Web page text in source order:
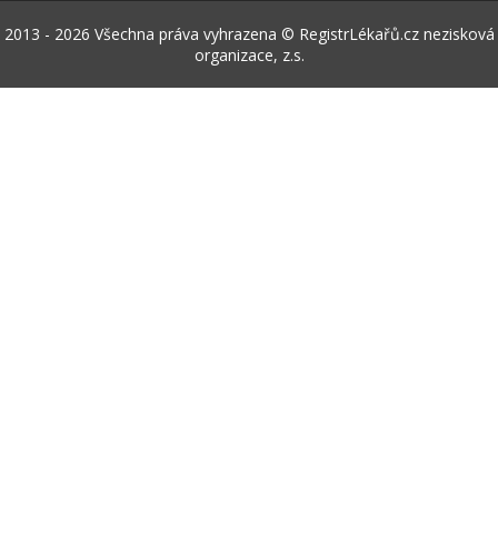
2013 - 2026 Všechna práva vyhrazena © RegistrLékařů.cz nezisková
organizace, z.s.